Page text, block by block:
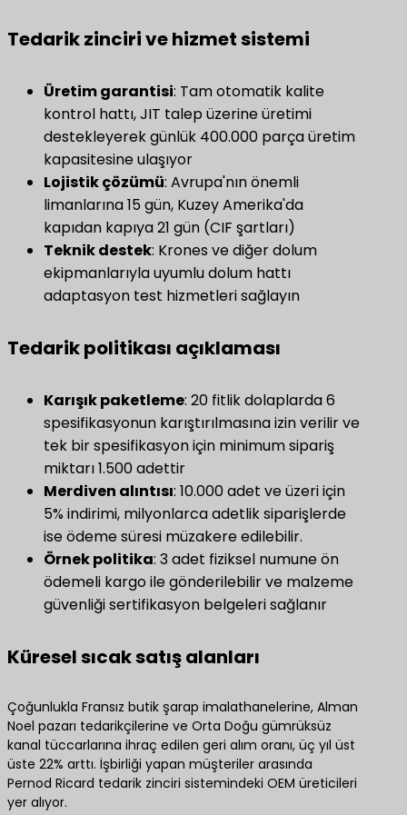
Tedarik zinciri ve hizmet sistemi
Üretim garantisi​: Tam otomatik kalite
kontrol hattı, JIT talep üzerine üretimi
destekleyerek günlük 400.000 parça üretim
kapasitesine ulaşıyor
Lojistik çözümü​: Avrupa'nın önemli
limanlarına 15 gün, Kuzey Amerika'da
kapıdan kapıya 21 gün (CIF şartları)
Teknik destek​: Krones ve diğer dolum
ekipmanlarıyla uyumlu dolum hattı
adaptasyon test hizmetleri sağlayın
Tedarik politikası açıklaması
​Karışık paketleme​​: 20 fitlik dolaplarda 6
spesifikasyonun karıştırılmasına izin verilir ve
tek bir spesifikasyon için minimum sipariş
miktarı 1.500 adettir
​Merdiven alıntısı​​: 10.000 adet ve üzeri için
5% indirimi, milyonlarca adetlik siparişlerde
ise ödeme süresi müzakere edilebilir.
Örnek politika​: 3 adet fiziksel numune ön
ödemeli kargo ile gönderilebilir ve malzeme
güvenliği sertifikasyon belgeleri sağlanır
Küresel sıcak satış alanları
Çoğunlukla Fransız butik şarap imalathanelerine, Alman
Noel pazarı tedarikçilerine ve Orta Doğu gümrüksüz
kanal tüccarlarına ihraç edilen geri alım oranı, üç yıl üst
üste 22% arttı. İşbirliği yapan müşteriler arasında
Pernod Ricard tedarik zinciri sistemindeki OEM üreticileri
yer alıyor.